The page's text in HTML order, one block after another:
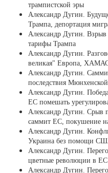
трампистской эры
Александр Дугин.
Трампа, депортация
Александр Дугин.
тарифы Трампа
Александр Дугин.
великая" Европа,
Александр Дугин.
последствия
Александр Дугин.
ЕС помешать
Александр Дугин. Срыв
саммит ЕС, покушение
Александр Дугин.
Украина без помощи
Александр Дугин.
цветные революции в ЕС
Александр Дугин.